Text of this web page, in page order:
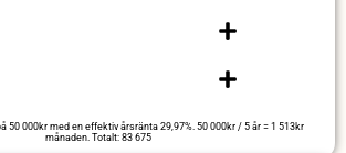
50 000kr med en effektiv årsränta 29,97%. 50 000kr / 5 år = 1 513kr
månaden. Totalt: 83 675